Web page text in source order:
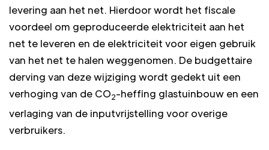
levering aan het net. Hierdoor wordt het fiscale
voordeel om geproduceerde elektriciteit aan het
net te leveren en de elektriciteit voor eigen gebruik
van het net te halen weggenomen. De budgettaire
derving van deze wijziging wordt gedekt uit een
verhoging van de CO2-heffing glastuinbouw en een
verlaging van de inputvrijstelling voor overige
verbruikers.